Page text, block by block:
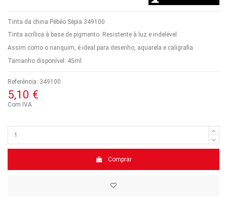
Tinta da china Pébéo Sépia 349100
Tinta acrílica à base de pigmento. Resistente à luz e indelével.
Assim como o nanquim, é ideal para desenho, aquarela e caligrafia.
Tamanho disponível: 45ml
Referência: 349100
5,10 €
Com IVA
Comprar